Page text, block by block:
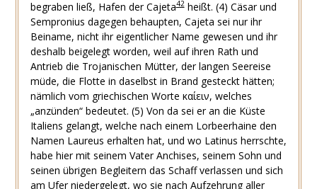
begraben ließ, Hafen der Cajeta42heißt. (4) Cäsar und
Sempronius dagegen behaupten, Cajeta sei nur ihr
Beiname, nicht ihr eigentlicher Name gewesen und ihr
deshalb beigelegt worden, weil auf ihren Rath und
Antrieb die Trojanischen Mütter, der langen Seereise
müde, die Flotte in daselbst in Brand gesteckt hätten;
nämlich vom griechischen Worte καίειν, welches
„anzünden“ bedeutet. (5) Von da sei er an die Küste
Italiens gelangt, welche nach einem Lorbeerhaine den
Namen Laureus erhalten hat, und wo Latinus herrschte,
habe hier mit seinem Vater Anchises, seinem Sohn und
seinen übrigen Begleitern das Schaff verlassen und sich
am Ufer niedergelegt, wo sie nach Aufzehrung aller